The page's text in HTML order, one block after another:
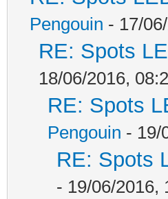
Pengouin - 17/
RE: Spots
18/06/2016,
RE: Spots
Pengouin - 19/
RE: Spots
- 19/06/2016,